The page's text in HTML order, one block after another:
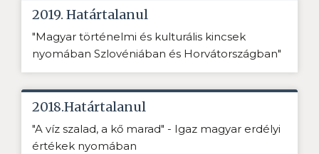
2019. Határtalanul
"Magyar történelmi és kulturális kincsek
nyomában Szlovéniában és Horvátországban"
2018.Határtalanul
"A víz szalad, a kő marad" - Igaz magyar erdélyi
értékek nyomában